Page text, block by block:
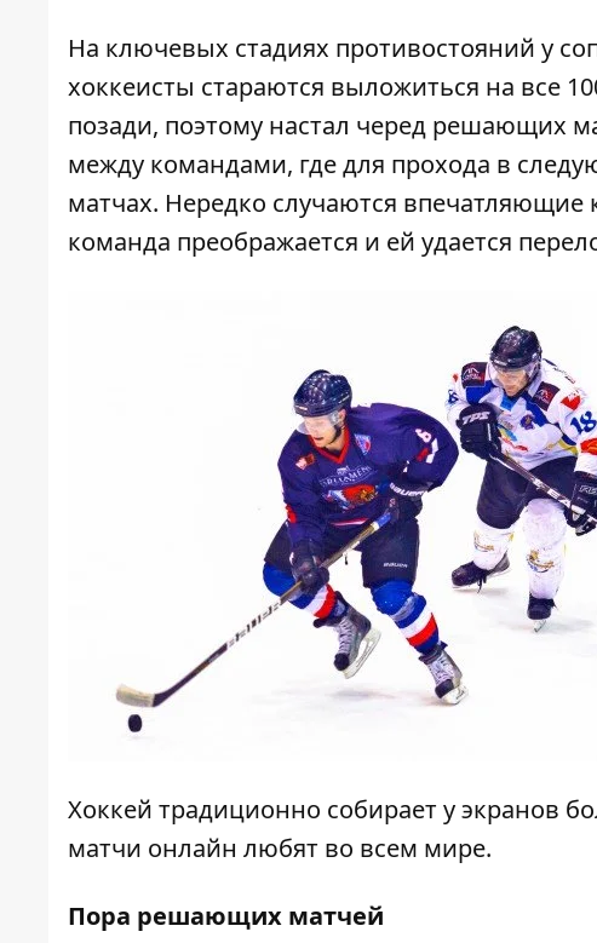
На ключевых стадиях противостояний у
хоккеисты стараются выложиться на все
позади, поэтому настал черед решающих
между командами, где для прохода в
матчах. Нередко случаются впечатляющие
команда преображается и ей удается
Хоккей традиционно собирает у экранов
матчи онлайн любят во всем мире.
Пора решающих матчей